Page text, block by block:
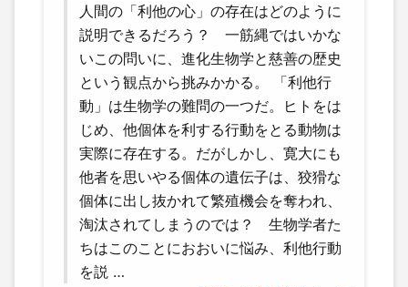
人間の「利他の心」の存在はどのように
説明できるだろう？ 一筋縄ではいかな
いこの問いに、進化生物学と慈善の歴史
という観点から挑みかかる。 「利他行
動」は生物学の難問の一つだ。ヒトをは
じめ、他個体を利する行動をとる動物は
実際に存在する。だがしかし、寛大にも
他者を思いやる個体の遺伝子は、狡猾な
個体に出し抜かれて繁殖機会を奪われ、
淘汰されてしまうのでは？ 生物学者た
ちはこのことにおおいに悩み、利他行動
を説 …